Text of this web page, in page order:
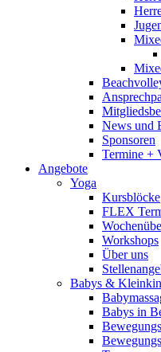
News und
Sponsoren
Termine +
Angebote
Yoga
Kursblöcke
FLEX
Workshops
Über uns
Babys &
Babys in